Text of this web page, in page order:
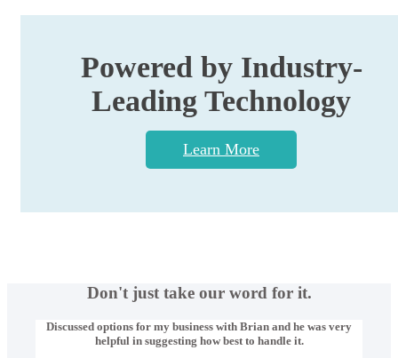
Powered by Industry-
Leading Technology
Learn More
Don't just take our word for it.
Discussed options for my business with Brian and he was very
helpful in suggesting how best to handle it.